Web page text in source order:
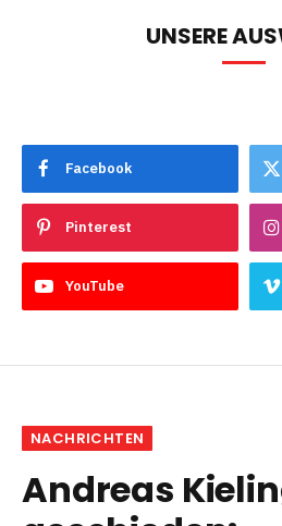
UNSERE
Facebook
Pinterest
YouTube
NACHRICHTEN
Andreas